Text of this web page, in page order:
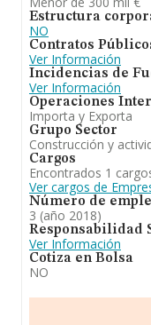
Estructura
NO
Contratos
Ver Información
Incidencias de
Ver Información
Operaciones
Importa y Exporta
Grupo Sector
Construcción y
Cargos
Encontrados 1
Ver cargos de
Número de
3 (año 2018)
Responsabilidad
Ver Información
Cotiza en Bolsa
NO